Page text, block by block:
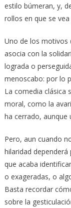
estilo búmeran, y,
rollos en que se
Uno de los motivos
asocia con la
lograda o
menoscabo: por lo
La comedia clásica
moral, como la
ha cerrado, aunque
Pero, aun cuando
hilaridad
que acaba
o exageradas, o
Basta recordar
sobre la